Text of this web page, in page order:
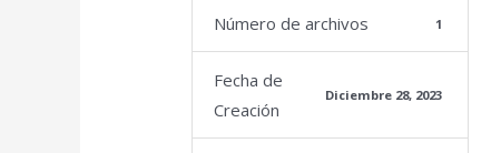
Número de archivos 1
Fecha de
Creación
Diciembre 28, 2023